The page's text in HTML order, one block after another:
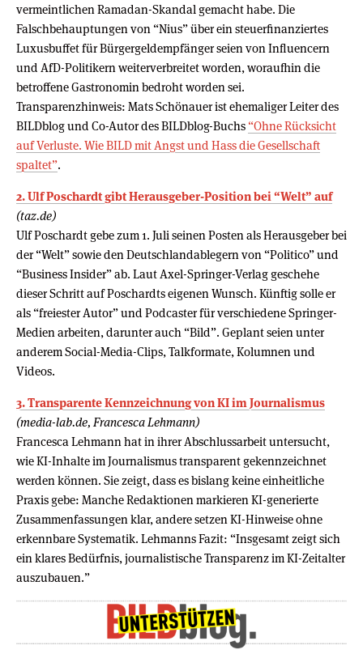
vermeintlichen Ramadan-Skandal gemacht habe. Die
Falschbehauptungen von “Nius” über ein steuerfinanziertes
Luxusbuffet für Bürgergeldempfänger seien von Influencern
und AfD-Politikern weiterverbreitet worden, woraufhin die
betroffene Gastronomin bedroht worden sei.
Transparenzhinweis: Mats Schönauer ist ehemaliger Leiter des
BILDblog und Co-Autor des BILDblog-Buchs “Ohne Rücksicht
auf Verluste. Wie BILD mit Angst und Hass die Gesellschaft
spaltet”.
2. Ulf Poschardt gibt Herausgeber-Position bei “Welt” auf
(taz.de)
Ulf Poschardt gebe zum 1. Juli seinen Posten als Herausgeber bei
der “Welt” sowie den Deutschlandablegern von “Politico” und
“Business Insider” ab. Laut Axel-Springer-Verlag geschehe
dieser Schritt auf Poschardts eigenen Wunsch. Künftig solle er
als “freiester Autor” und Podcaster für verschiedene Springer-
Medien arbeiten, darunter auch “Bild”. Geplant seien unter
anderem Social-Media-Clips, Talkformate, Kolumnen und
Videos.
3. Transparente Kennzeichnung von KI im Journalismus
(media-lab.de, Francesca Lehmann)
Francesca Lehmann hat in ihrer Abschlussarbeit untersucht,
wie KI-Inhalte im Journalismus transparent gekennzeichnet
werden können. Sie zeigt, dass es bislang keine einheitliche
Praxis gebe: Manche Redaktionen markieren KI-generierte
Zusammenfassungen klar, andere setzen KI-Hinweise ohne
erkennbare Systematik. Lehmanns Fazit: “Insgesamt zeigt sich
ein klares Bedürfnis, journalistische Transparenz im KI-Zeitalter
auszubauen.”